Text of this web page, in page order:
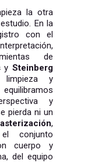
la otra
En la
con el
de
ySteinberg
y
equilibramos
y
pierda ni un
,
conjunto
cuerpo y
del equipo